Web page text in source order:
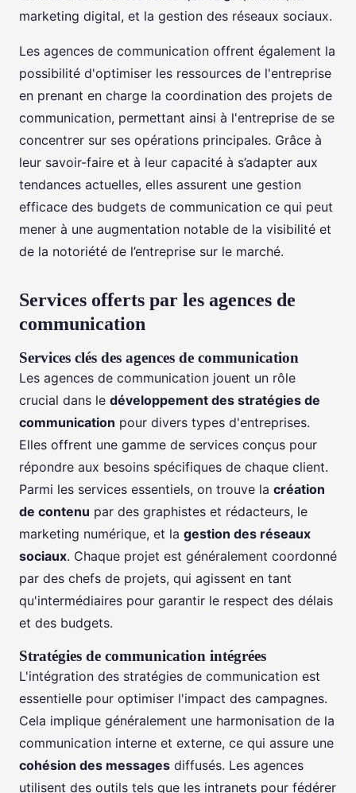
marketing digital, et la gestion des réseaux sociaux.
Les agences de communication offrent également la
possibilité d'optimiser les ressources de l'entreprise
en prenant en charge la coordination des projets de
communication, permettant ainsi à l'entreprise de se
concentrer sur ses opérations principales. Grâce à
leur savoir-faire et à leur capacité à s’adapter aux
tendances actuelles, elles assurent une gestion
efficace des budgets de communication ce qui peut
mener à une augmentation notable de la visibilité et
de la notoriété de l’entreprise sur le marché.
Services offerts par les agences de
communication
Services clés des agences de communication
Les agences de communication jouent un rôle
crucial dans le développement des stratégies de
communication pour divers types d'entreprises.
Elles offrent une gamme de services conçus pour
répondre aux besoins spécifiques de chaque client.
Parmi les services essentiels, on trouve la création
de contenu par des graphistes et rédacteurs, le
marketing numérique, et la gestion des réseaux
sociaux. Chaque projet est généralement coordonné
par des chefs de projets, qui agissent en tant
qu'intermédiaires pour garantir le respect des délais
et des budgets.
Stratégies de communication intégrées
L'intégration des stratégies de communication est
essentielle pour optimiser l'impact des campagnes.
Cela implique généralement une harmonisation de la
communication interne et externe, ce qui assure une
cohésion des messages diffusés. Les agences
utilisent des outils tels que les intranets pour fédérer